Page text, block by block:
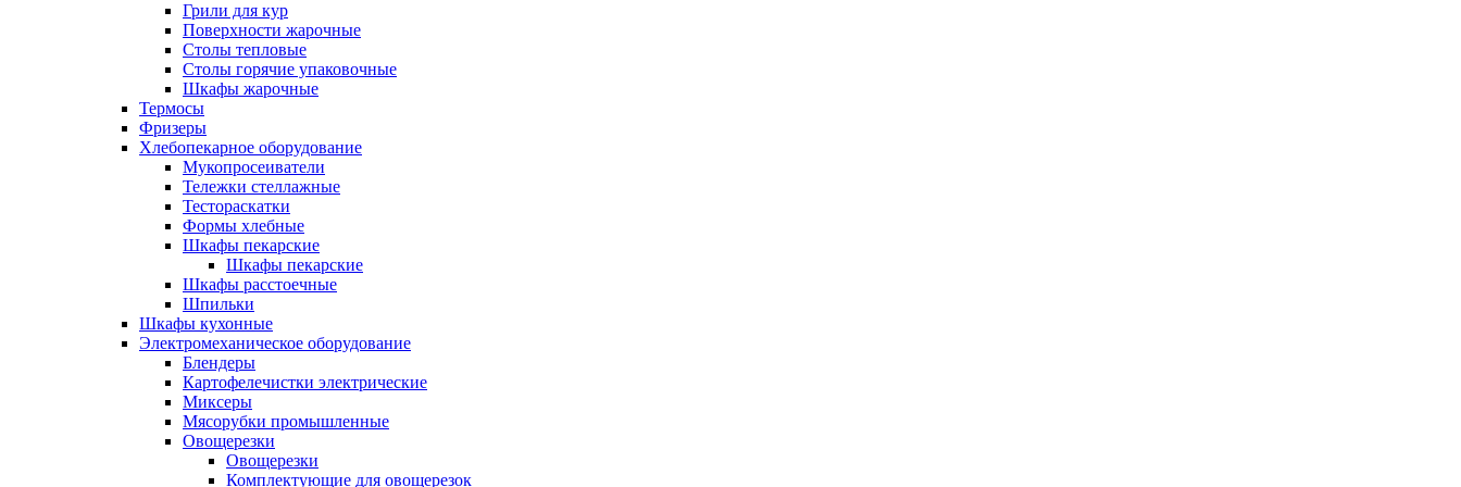
Грили для кур
Поверхности жарочные
Столы тепловые
Столы горячие упаковочные
Шкафы жарочные
Термосы
Фризеры
Хлебопекарное оборудование
Мукопросеиватели
Тележки стеллажные
Тестораскатки
Формы хлебные
Шкафы пекарские
Шкафы пекарские
Шкафы расстоечные
Шпильки
Шкафы кухонные
Электромеханическое оборудование
Блендеры
Картофелечистки электрические
Миксеры
Мясорубки промышленные
Овощерезки
Овощерезки
Комплектующие для овощерезок